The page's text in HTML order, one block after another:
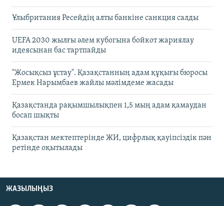
Ұлыбритания Ресейдің алты банкіне санкция салды
UEFA 2030 жылғы әлем кубогына бойкот жариялау
идеясынан бас тартпайды
"Жосықсыз ұстау". Қазақстанның адам құқығы бюросы
Ермек Нарымбаев жайлы мәлімдеме жасады
Қазақстанда рақымшылықпен 1,5 мың адам қамаудан
босап шықты
Қазақстан мектептерінде ЖИ, цифрлық қауіпсіздік пән
ретінде оқытылады
ЖАЗЫЛЫҢЫЗ